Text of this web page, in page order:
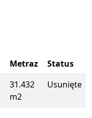
Metraz
Status
31.432
m2
Usunięte